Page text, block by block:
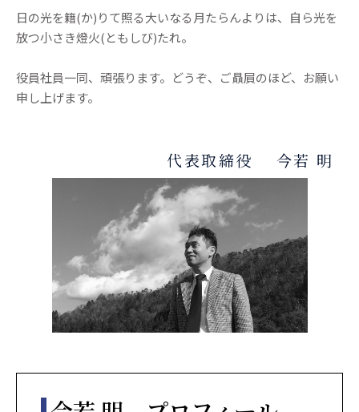
日の光を籍(か)りて照る大いなる月たらんよりは、自ら光を
放つ小さき燈火(ともしび)たれ。
役員社員一同、頑張ります。どうぞ、ご贔屓のほど、お願い
申し上げます。
代表取締役 今若 明